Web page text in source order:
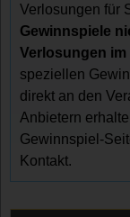
Verlosungen für
Gewinnspiele
Verlosungen im
speziellen
direkt an den
Anbietern
Gewinnspiel-
Kontakt.